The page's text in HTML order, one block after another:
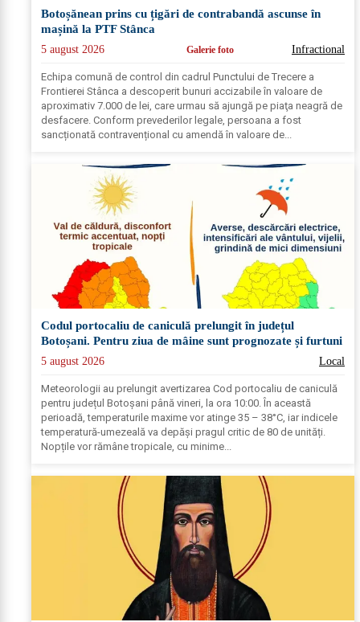
Botoșănean prins cu țigări de contrabandă ascunse în
mașină la PTF Stânca
5 august 2026 Galerie foto Infractional
Echipa comună de control din cadrul Punctului de Trecere a
Frontierei Stânca a descoperit bunuri accizabile în valoare de
aproximativ 7.000 de lei, care urmau să ajungă pe piaţa neagră de
desfacere. Conform prevederilor legale, persoana a fost
sancționată contravențional cu amendă în valoare de...
Codul portocaliu de caniculă prelungit în județul
Botoșani. Pentru ziua de mâine sunt prognozate și furtuni
5 august 2026 Local
Meteorologii au prelungit avertizarea Cod portocaliu de caniculă
pentru județul Botoșani până vineri, la ora 10:00. În această
perioadă, temperaturile maxime vor atinge 35 – 38°C, iar indicele
temperatură-umezeală va depăși pragul critic de 80 de unități.
Nopțile vor rămâne tropicale, cu minime...